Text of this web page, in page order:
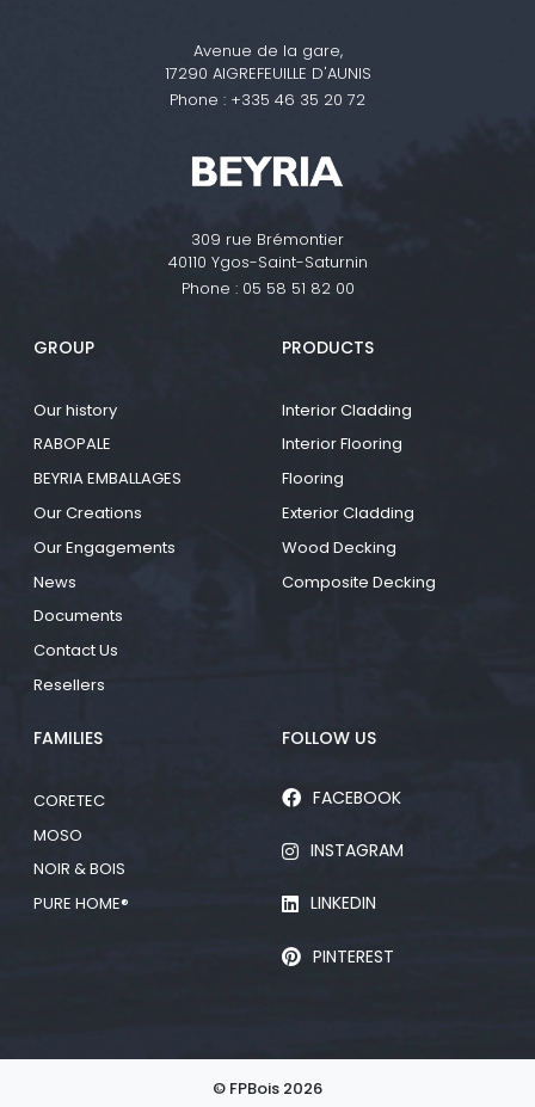
Avenue de la gare,
17290 AIGREFEUILLE D'AUNIS
Phone : +335 46 35 20 72
309 rue Brémontier
40110 Ygos-Saint-Saturnin
Phone : 05 58 51 82 00
GROUP
Our history
RABOPALE
BEYRIA EMBALLAGES
Our Creations
Our Engagements
News
Documents
Contact Us
Resellers
PRODUCTS
Interior Cladding
Interior Flooring
Flooring
Exterior Cladding
Wood Decking
Composite Decking
FAMILIES
CORETEC
MOSO
NOIR & BOIS
PURE HOME®
FOLLOW US
FACEBOOK
INSTAGRAM
LINKEDIN
PINTEREST
© FPBois 2026